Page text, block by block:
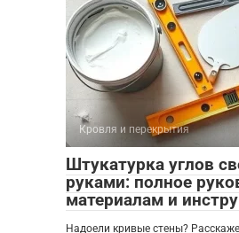
Кровля и перекрытия
Штукатурка углов
руками: полное
материалам и
Надоели кривые стены?